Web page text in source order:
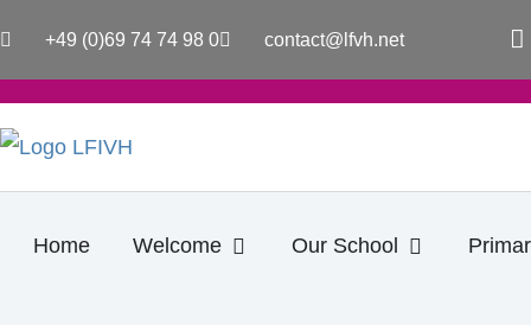
+49 (0)69 74 74 98 0 contact@lfvh.net
a
e
b
k
f
Home Welcome Open Welcome
Our School Open Our